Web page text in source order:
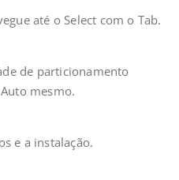
até o Select com o Tab.
de particionamento
mesmo.
e a instalação.